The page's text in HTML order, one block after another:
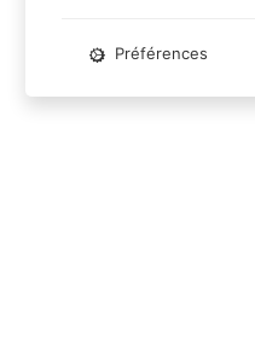
Préférences